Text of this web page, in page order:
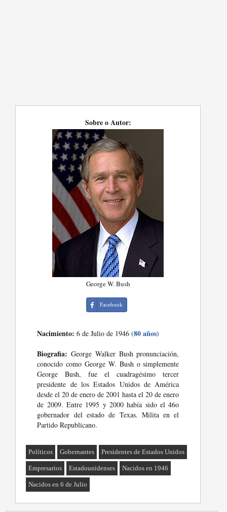
Sobre o Autor:
George W. Bush
Facebook
Nacimiento: 6 de Julio de 1946(80 años)
Biografia: George Walker Bush pronunciación,
conocido como George W. Bush o simplemente
George Bush, fue el cuadragésimo tercer
presidente de los Estados Unidos de América
desde el 20 de enero de 2001 hasta el 20 de enero
de 2009. Entre 1995 y 2000 había sido el 46o
gobernador del estado de Texas. Milita en el
Partido Republicano.
Políticos Gobernantes Presidentes de Estados Unidos
Empresarios Estadounidenses Nacidos en 1946
Nacidos en 6 de Julio